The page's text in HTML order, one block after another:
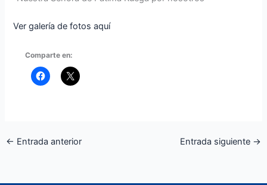
Ver galería de fotos aquí
Comparte en:
← Entrada anterior Entrada siguiente →